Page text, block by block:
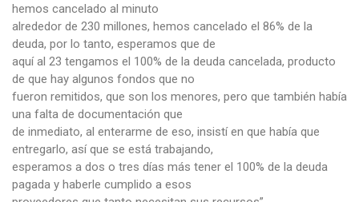
hemos cancelado al minuto
alrededor de 230 millones, hemos cancelado el 86% de la
deuda, por lo tanto, esperamos que de
aquí al 23 tengamos el 100% de la deuda cancelada, producto
de que hay algunos fondos que no
fueron remitidos, que son los menores, pero que también había
una falta de documentación que
de inmediato, al enterarme de eso, insistí en que había que
entregarlo, así que se está trabajando,
esperamos a dos o tres días más tener el 100% de la deuda
pagada y haberle cumplido a esos